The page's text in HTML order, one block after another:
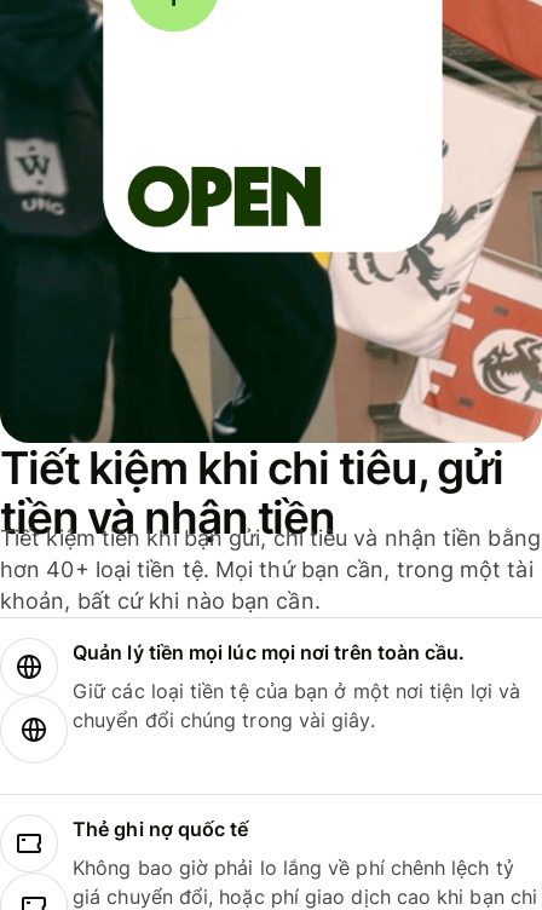
Tiết kiệm khi chi tiêu, gửi
tiền và nhận tiền
Tiết kiệm tiền khi bạn gửi, chi tiêu và nhận tiền bằng
hơn 40+ loại tiền tệ. Mọi thứ bạn cần, trong một tài
khoản, bất cứ khi nào bạn cần.
Quản lý tiền mọi lúc mọi nơi trên toàn cầu.
Giữ các loại tiền tệ của bạn ở một nơi tiện lợi và
chuyển đổi chúng trong vài giây.
Thẻ ghi nợ quốc tế
Không bao giờ phải lo lắng về phí chênh lệch tỷ
giá chuyển đổi, hoặc phí giao dịch cao khi bạn chi